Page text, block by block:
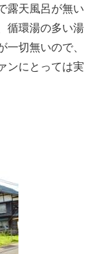
露天風呂が無い
循環湯の多い湯
切無いので、
ンにとっては実